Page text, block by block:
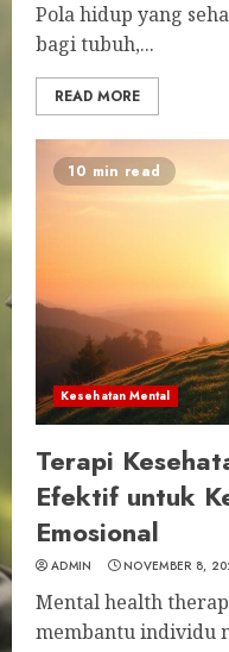
Pola hidup yang
bagi tubuh,...
READ MORE
10 min read
Kesehatan Mental
Terapi
Efektif untuk
Emosional
ADMIN NOVEMBER 8,
Mental health
membantu individu